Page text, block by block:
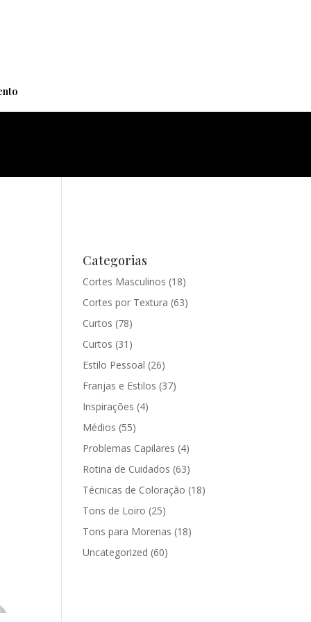
Categorias
Cortes Masculinos (18)
Cortes por Textura (63)
Curtos (78)
Curtos (31)
Estilo Pessoal (26)
Franjas e Estilos (37)
Inspirações (4)
Médios (55)
Problemas Capilares (4)
Rotina de Cuidados (63)
Técnicas de Coloração (18)
Tons de Loiro (25)
Tons para Morenas (18)
Uncategorized (60)